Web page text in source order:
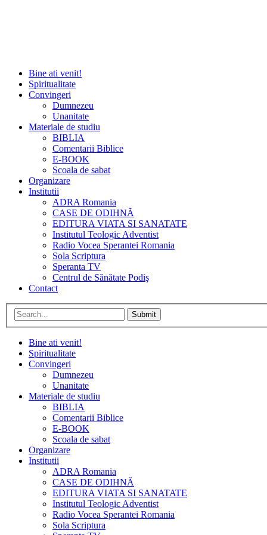
Bine ati venit!
Spiritualitate
Convingeri
Dumnezeu
Unanitate
Materiale de studiu
BIBLIA
Comentarii Biblice
E-BOOK
Scoala de sabat
Organizare
Institutii
ADRA Romania
CASE DE ODIHNĂ
EDITURA VIATA SI SANATATE
Institutul Teologic Adventist
Radio Vocea Sperantei Romania
Sola Scriptura
Speranta TV
Centrul de Sănătate Podiş
Contact
Submit
Bine ati venit!
Spiritualitate
Convingeri
Dumnezeu
Unanitate
Materiale de studiu
BIBLIA
Comentarii Biblice
E-BOOK
Scoala de sabat
Organizare
Institutii
ADRA Romania
CASE DE ODIHNĂ
EDITURA VIATA SI SANATATE
Institutul Teologic Adventist
Radio Vocea Sperantei Romania
Sola Scriptura